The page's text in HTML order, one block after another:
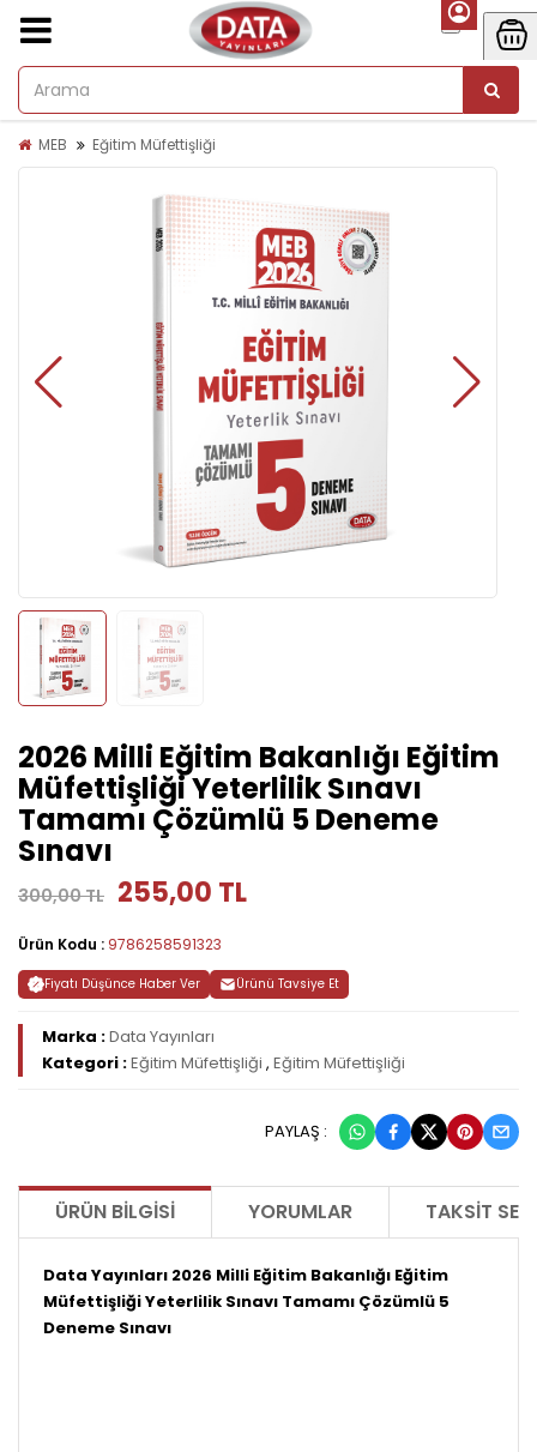
MEB Eğitim Müfettişliği
2026 Milli Eğitim Bakanlığı Eğitim
Müfettişliği Yeterlilik Sınavı
Tamamı Çözümlü 5 Deneme
Sınavı
300,00 TL 255,00 TL
Ürün Kodu : 9786258591323
Fiyatı Düşünce Haber Ver Ürünü Tavsiye Et
Marka :Data Yayınları
Kategori :Eğitim Müfettişliği , Eğitim Müfettişliği
PAYLAŞ :
ÜRÜN BILGISI YORUMLAR TAKSIT
Data Yayınları 2026 Milli Eğitim Bakanlığı Eğitim
Müfettişliği Yeterlilik Sınavı Tamamı Çözümlü 5
Deneme Sınavı